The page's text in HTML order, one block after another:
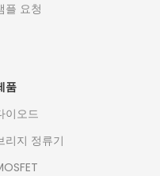
플 요청
품
이오드
리지 정류기